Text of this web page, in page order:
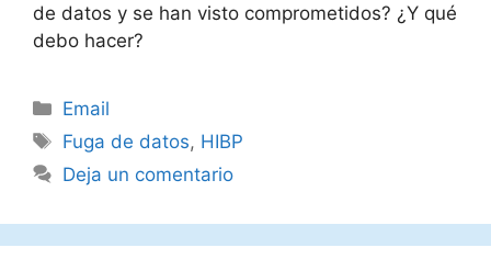
de datos y se han visto comprometidos? ¿Y qué
debo hacer?
Categorías
Email
Etiquetas
Fuga de datos, HIBP
Deja un comentario